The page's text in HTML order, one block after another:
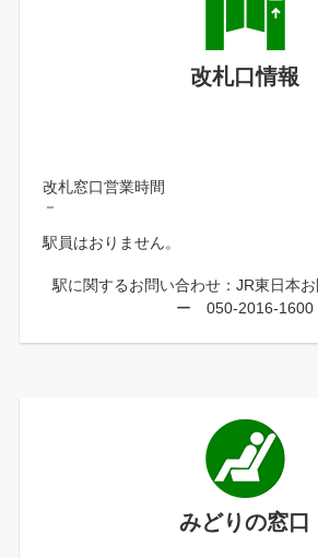
改札口情報
改札窓口営業時間
－
駅員はおりません。
駅に関するお問い合わせ：JR東日本
ー 050-2016-1600
みどりの窓口